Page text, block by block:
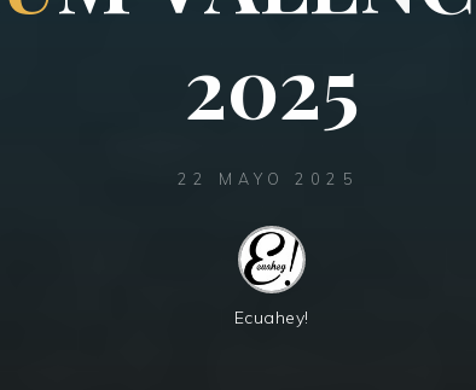
2025
22 MAYO 2025
Ecuahey!